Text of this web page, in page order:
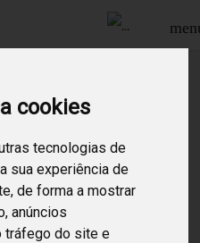
cookies
tecnologias de
sua experiência de
de forma a mostrar
anúncios
tráfego do site e